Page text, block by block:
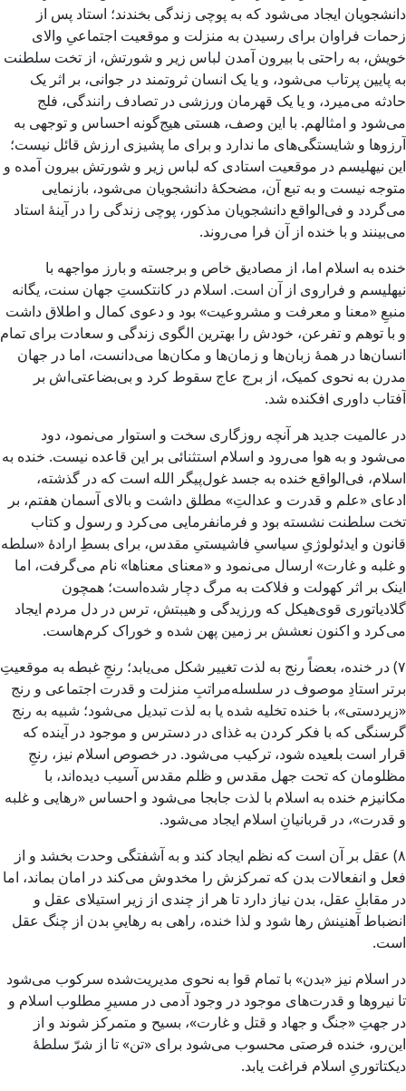
دانشجویان ایجاد می‌شود که به پوچی زندگی بخندند؛ استاد پس از
زحمات فراوان برای رسیدن به منزلت و موقعیت اجتماعیِ والای
خویش، به راحتی با بیرون آمدن لباس زیر و شورتش، از تخت سلطنت
به پایین پرتاب می‌شود، و یا یک انسان ثروتمند در جوانی، بر اثر یک
حادثه می‌میرد، و یا یک قهرمان ورزشی در تصادف رانندگی، فلج
می‌شود و امثالهم. با این وصف، هستی هیج‌گونه احساس و توجهی به
آرزوها و شایستگی‌های ما ندارد و برای ما پشیزی ارزش قائل نیست؛
این نیهلیسم در موقعیت استادی که لباس زیر و شورتش بیرون آمده و
متوجه نیست و به تبع آن، مضحکهٔ دانشجویان می‌شود، بازنمایی
می‌گردد و فی‌الواقع دانشجویان مذکور، پوچی زندگی را در آینهٔ استاد
می‌بینند و با خنده از آن فرا می‌روند.
خنده به اسلام اما، از مصادیق خاص و برجسته و بارز مواجهه با
نیهلیسم و فراروی از آن است. اسلام در کانتکستِ جهان سنت، یگانه
منبعِ «معنا و معرفت و مشروعیت» بود و دعوی کمال و اطلاق داشت
و با توهم و تفرعن، خودش را بهترین الگوی زندگی و سعادت برای تمام
انسان‌ها در همهٔ زبان‌ها و زمان‌ها و مکان‌ها می‌دانست، اما در جهان
مدرن به نحوی کمیک، از برج عاج سقوط کرد و بی‌بضاعتی‌اش بر
آفتاب داوری افکنده شد.
در عالمیت جدید هر آنچه روزگاری سخت و استوار می‌نمود، دود
می‌شود و به هوا می‌رود و اسلام استثنائی بر این قاعده نیست. خنده به
اسلام، فی‌الواقع خنده به جسد غول‌پیگر الله است که در گذشته،
ادعای «علم و قدرت و عدالتِ» مطلق داشت و بالای آسمان هفتم، بر
تخت سلطنت نشسته بود و فرمانفرمایی می‌کرد و رسول و کتاب
قانون و ایدئولوژیِ سیاسیِ فاشیستیِ مقدس، برای بسطِ ارادهٔ «سلطه
و غلبه و غارت» ارسال می‌نمود و «معنای معناها» نام می‌گرفت، اما
اینک بر اثر کهولت و فلاکت به مرگ دچار شده‌است؛ همچون
گلادیاتوری قوی‌هیکل که ورزیدگی و هیبتش، ترس در دل مردم ایجاد
می‌کرد و اکنون نعشش بر زمین پهن شده و خوراک کرم‌هاست.
۷) در خنده، بعضاً رنج به لذت تغییر شکل می‌یابد؛ رنجِ غبطه به موقعیتِ
برتر استادِ موصوف در سلسله‌مراتبِ منزلت و قدرت اجتماعی و رنج
«زیردستی»، با خنده تخلیه شده یا به لذت تبدیل می‌شود؛ شبیه به رنج
گرسنگی که با فکر کردن به غذای در دسترس و موجود در آینده که
قرار است بلعیده شود، ترکیب می‌شود. در خصوص اسلام نیز، رنجِ
مظلومان که تحت جهل مقدس و ظلم مقدس آسیب دیده‌اند، با
مکانیزم خنده به اسلام با لذت جابجا می‌شود و احساس «رهایی و غلبه
و قدرت»، در قربانیانِ اسلام ایجاد می‌شود.
۸) عقل بر آن است که نظم ایجاد کند و به آشفتگی وحدت بخشد و از
فعل و انفعالات بدن که تمرکزش را مخدوش می‌کند در امان بماند، اما
در مقابلِ عقل، بدن نیاز دارد تا هر از چندی از زیر استیلای عقل و
انضباط آهنینش رها شود و لذا خنده، راهی به رهاییِ بدن از چنگ عقل
است.
در اسلام نیز «بدن» با تمام قوا به نحوی مدیریت‌شده سرکوب می‌شود
تا نیروها و قدرت‌های موجود در وجود آدمی در مسیرِ مطلوب اسلام و
در جهتِ «جنگ و جهاد و قتل و غارت»، بسیح و متمرکز شوند و از
این‌رو، خنده فرصتی محسوب می‌شود برای «تن» تا از شرّ سلطهٔ
دیکتاتوریِ اسلام فراغت یابد.